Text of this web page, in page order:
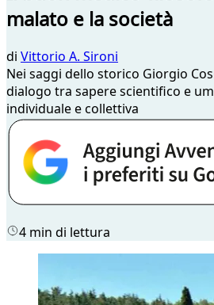
malato e la società
di Vittorio A. Sironi
Nei saggi dello storico Giorgio
dialogo tra sapere scientifico e
individuale e collettiva
4 min di lettura